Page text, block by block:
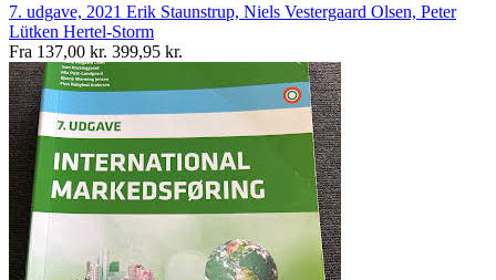
7. udgave, 2021 Erik Staunstrup, Niels Vestergaard Olsen, Peter
Lütken Hertel-Storm
Fra 137,00 kr. 399,95 kr.